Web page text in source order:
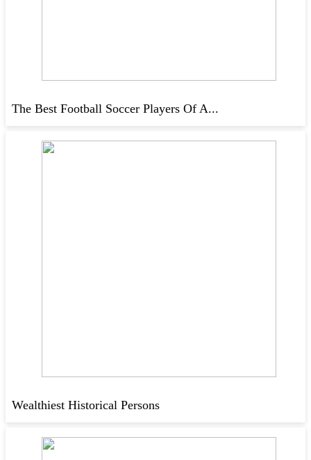
The Best Football Soccer Players Of A...
Wealthiest Historical Persons